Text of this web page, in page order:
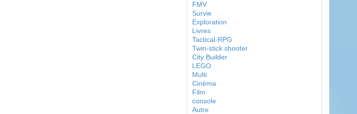
FMV
Survie
Exploration
Livres
Tactical-RPG
Twin-stick shooter
City Builder
LEGO
Multi
Cinéma
Film
console
Autre